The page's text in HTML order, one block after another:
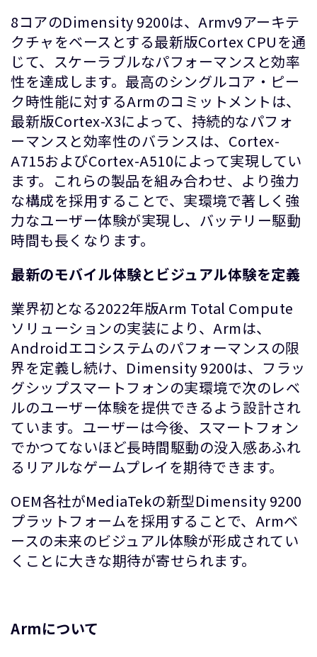
8コアのDimensity 9200は、Armv9アーキテ
クチャをベースとする最新版Cortex CPUを通
じて、スケーラブルなパフォーマンスと効率
性を達成します。最高のシングルコア・ピー
ク時性能に対するArmのコミットメントは、
最新版Cortex-X3によって、持続的なパフォ
ーマンスと効率性のバランスは、Cortex-
A715およびCortex-A510によって実現してい
ます。これらの製品を組み合わせ、より強力
な構成を採用することで、実環境で著しく強
力なユーザー体験が実現し、バッテリー駆動
時間も長くなります。
最新のモバイル体験とビジュアル体験を定義
業界初となる2022年版Arm Total Compute
ソリューションの実装により、Armは、
Androidエコシステムのパフォーマンスの限
界を定義し続け、Dimensity 9200は、フラッ
グシップスマートフォンの実環境で次のレベ
ルのユーザー体験を提供できるよう設計され
ています。ユーザーは今後、スマートフォン
でかつてないほど長時間駆動の没入感あふれ
るリアルなゲームプレイを期待できます。
OEM各社がMediaTekの新型Dimensity 9200
プラットフォームを採用することで、Armベ
ースの未来のビジュアル体験が形成されてい
くことに大きな期待が寄せられます。
Armについて